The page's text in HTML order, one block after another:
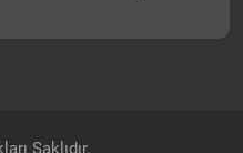
Saklıdır.